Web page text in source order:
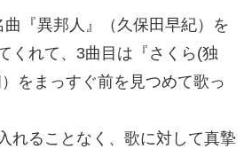
『異邦人』（久保田早紀）を
くれて、3曲目は『さくら(独
をまっすぐ前を見つめて歌っ
れることなく、歌に対して真摯